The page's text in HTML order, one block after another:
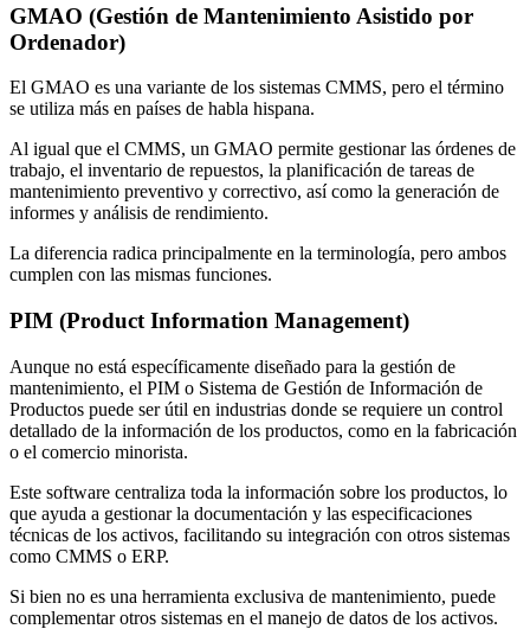
GMAO (Gestión de Mantenimiento Asistido por
Ordenador)
El GMAO es una variante de los sistemas CMMS, pero el término
se utiliza más en países de habla hispana.
Al igual que el CMMS, un GMAO permite gestionar las órdenes de
trabajo, el inventario de repuestos, la planificación de tareas de
mantenimiento preventivo y correctivo, así como la generación de
informes y análisis de rendimiento.
La diferencia radica principalmente en la terminología, pero ambos
cumplen con las mismas funciones.
PIM (Product Information Management)
Aunque no está específicamente diseñado para la gestión de
mantenimiento, el PIM o Sistema de Gestión de Información de
Productos puede ser útil en industrias donde se requiere un control
detallado de la información de los productos, como en la fabricación
o el comercio minorista.
Este software centraliza toda la información sobre los productos, lo
que ayuda a gestionar la documentación y las especificaciones
técnicas de los activos, facilitando su integración con otros sistemas
como CMMS o ERP.
Si bien no es una herramienta exclusiva de mantenimiento, puede
complementar otros sistemas en el manejo de datos de los activos.